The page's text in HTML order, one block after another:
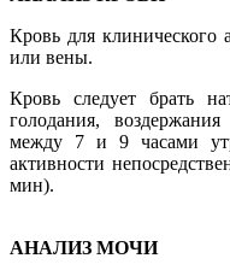
Кровь для клинического
или вены.
Кровь следует брать
голодания,
между 7 и 9 часами
активности
мин).
АНАЛИЗ МОЧИ